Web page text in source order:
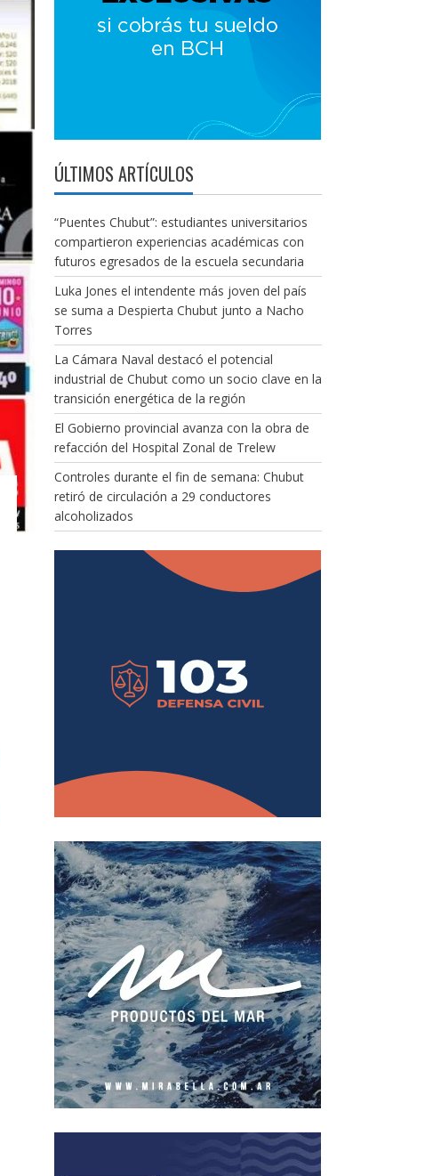
ÚLTIMOS ARTÍCULOS
“Puentes Chubut”: estudiantes universitarios
compartieron experiencias académicas con
futuros egresados de la escuela secundaria
Luka Jones el intendente más joven del país
se suma a Despierta Chubut junto a Nacho
Torres
La Cámara Naval destacó el potencial
industrial de Chubut como un socio clave en la
transición energética de la región
El Gobierno provincial avanza con la obra de
refacción del Hospital Zonal de Trelew
Controles durante el fin de semana: Chubut
retiró de circulación a 29 conductores
alcoholizados